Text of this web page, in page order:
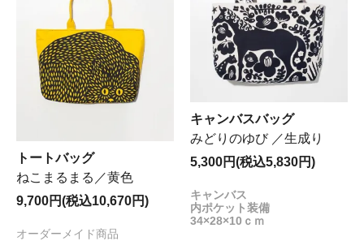
トートバッグ
ねこまるまる／黄色
9,700円(税込10,670円)
オーダーメイド商品
キャンバスバッグ
みどりのゆび ／生成り
5,300円(税込5,830円)
キャンバス
内ポケット装備
34×28×10ｃｍ